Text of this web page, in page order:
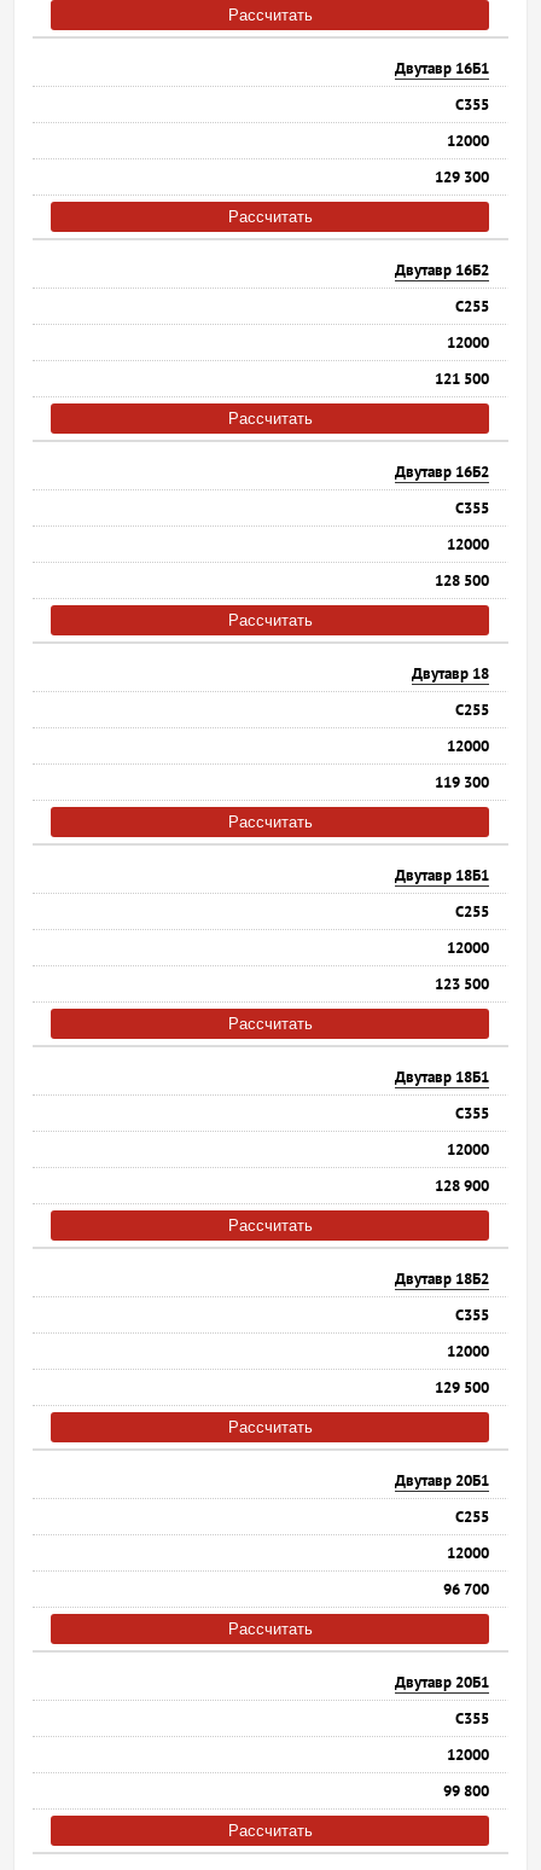
Рассчитать
Двутавр 16Б1
С355
12000
129 300
Рассчитать
Двутавр 16Б2
С255
12000
121 500
Рассчитать
Двутавр 16Б2
С355
12000
128 500
Рассчитать
Двутавр 18
С255
12000
119 300
Рассчитать
Двутавр 18Б1
С255
12000
123 500
Рассчитать
Двутавр 18Б1
С355
12000
128 900
Рассчитать
Двутавр 18Б2
С355
12000
129 500
Рассчитать
Двутавр 20Б1
С255
12000
96 700
Рассчитать
Двутавр 20Б1
С355
12000
99 800
Рассчитать